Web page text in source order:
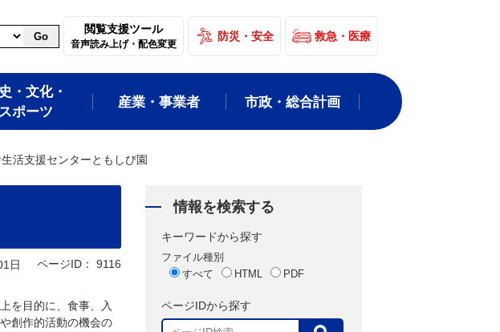
Go
閲覧支援ツール
音声読み上げ・配色変更
防災・安全 救急・医療
・文化・
スポーツ
産業・事業者 市政・総合計画
活支援センターともしび園
日 ページID： 9116
を目的に、食事、入
創作的活動の機会の
情報を検索する
キーワードから探す
ファイル種別
すべて
HTML PDF
ページIDから探す